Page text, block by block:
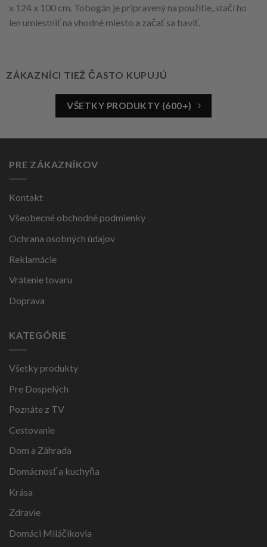
x 124 x 100 cm. Tobogán je pripravený na použitie, stačí ho
len umiestniť na vhodné miesto a začať sa baviť.
ZÁKAZNÍCI TIEŽ ČASTO KUPUJÚ
VŠETKY PRODUKTY (600+)
PRE ZÁKAZNÍKOV
Kontakt
Všeobecné obchodné podmienky
Ochrana osobných údajov
Reklamácie
Vrátenie tovaru
Doprava
KATEGÓRIE
Všetky produkty
Pre Dospelých
Poznáte z TV
Cestovanie
Dom a Záhrada
Domácnosť a kuchyňa
Krása
Zdravie
Domáci Miláčikovia